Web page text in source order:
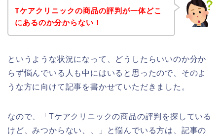
Tケアクリニックの商品の評判が一体どこ
にあるのか分からない！
というような状況になって、どうしたらいいのか分か
らず悩んでいる人も中にはいると思ったので、そのよ
うな方に向けて記事を書かせていただきました。
なので、「Tケアクリニックの商品の評判を探している
けど、みつからない、、」と悩んでいる方は、記事の